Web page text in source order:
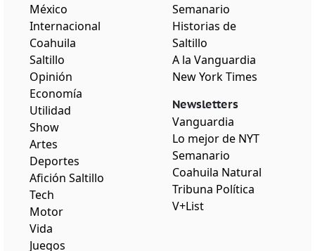
México
Internacional
Coahuila
Saltillo
Opinión
Economía
Utilidad
Show
Artes
Deportes
Afición Saltillo
Tech
Motor
Vida
Juegos
Semanario
Historias de
Saltillo
A la Vanguardia
New York Times
Newsletters
Vanguardia
Lo mejor de NYT
Semanario
Coahuila Natural
Tribuna Política
V+List